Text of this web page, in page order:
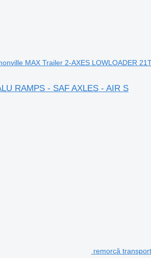
MAX Trailer 2-AXES LOWLOADER
RAMPS - SAF AXLES - AIR S
remorcă